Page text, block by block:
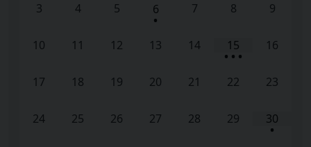
3 4 5 6
•
7 8 9
10 11 12 13 14 15
• • •
16
17 18 19 20 21 22 23
24 25 26 27 28 29 30
•